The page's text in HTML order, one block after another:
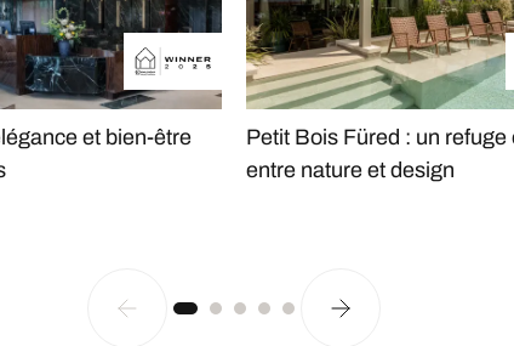
et bien-être
Petit Bois Füred : un refuge
entre nature et design